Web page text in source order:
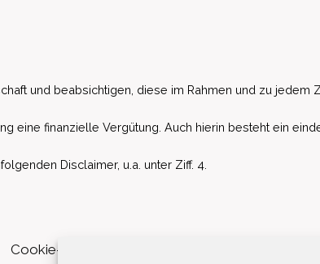
und beabsichtigen, diese im Rahmen und zu jedem
eine finanzielle Vergütung. Auch hierin besteht ein
Disclaimer, u.a. unter Ziff. 4.
Cookie-Richtlinie (EU)